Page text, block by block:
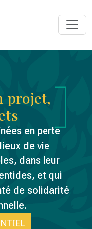
projet,
en perte
de vie
dans leur
et qui
de solidarité